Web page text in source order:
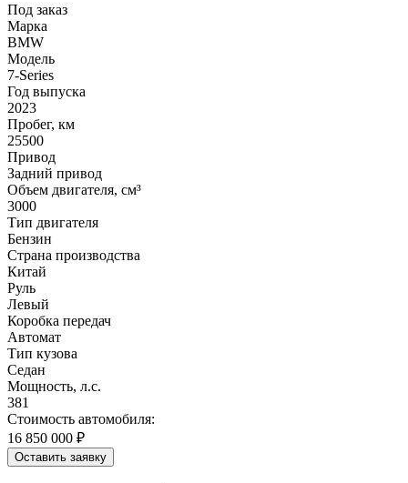
Под заказ
Марка
BMW
Модель
7-Series
Год выпуска
2023
Пробег, км
25500
Привод
Задний привод
Объем двигателя, см³
3000
Тип двигателя
Бензин
Страна производства
Китай
Руль
Левый
Коробка передач
Автомат
Тип кузова
Седан
Мощность, л.с.
381
Стоимость автомобиля:
16 850 000 ₽
Оставить заявку